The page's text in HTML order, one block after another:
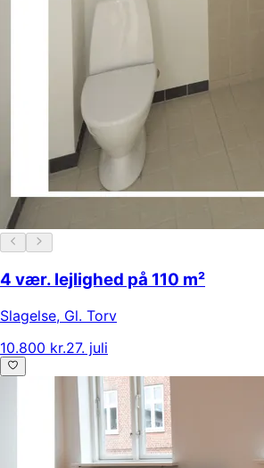
4 vær. lejlighed på 110 m²
Slagelse, Gl. Torv
10.800 kr.27. juli